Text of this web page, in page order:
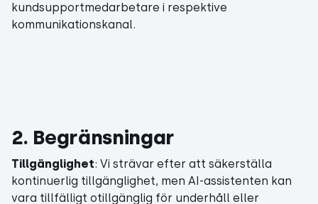
kundsupportmedarbetare i respektive
kommunikationskanal.
2. Begränsningar
Tillgänglighet: Vi strävar efter att säkerställa
kontinuerlig tillgänglighet, men AI-assistenten kan
vara tillfälligt otillgänglig för underhåll eller